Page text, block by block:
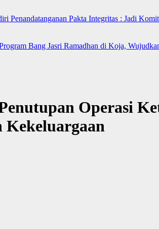
Penandatanganan Pakta Integritas : Jadi
Bang Jasri Ramadhan di Koja,
Operasi
Kekeluargaan